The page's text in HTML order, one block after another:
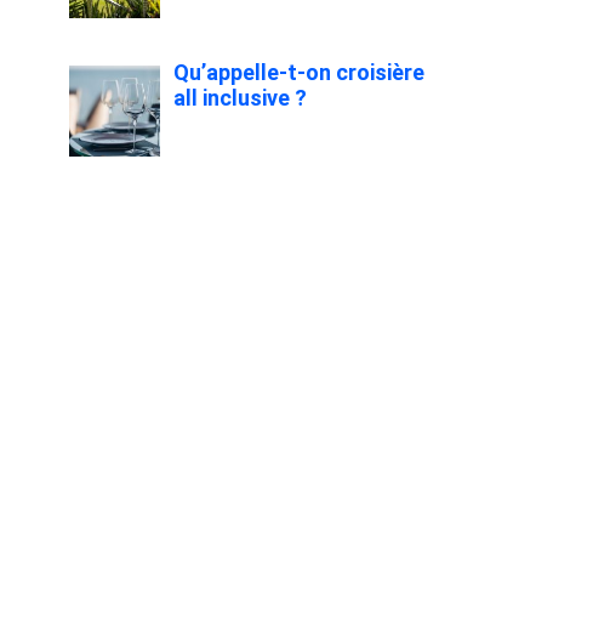
Qu’appelle-t-on croisière
all inclusive ?